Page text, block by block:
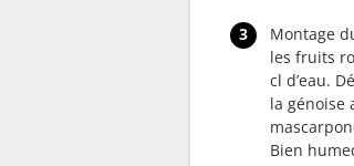
3
Montage
les fruits
cl d’eau.
la génoise
Bien